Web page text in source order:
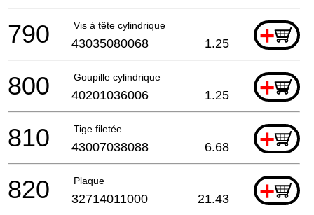
Vis à tête cylindrique +
790 43035080068 1.25
Goupille cylindrique +
800 40201036006 1.25
Tige filetée +
810 43007038088 6.68
Plaque +
820 32714011000 21.43